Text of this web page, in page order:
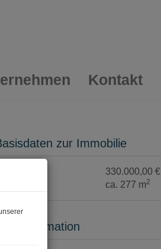
Kontakt
zur Immobilie
330.000,00 €
ca. 277 m2
Preisinformation